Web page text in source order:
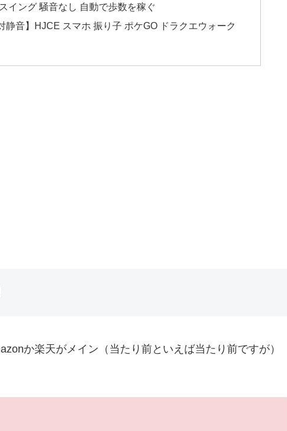
ング 騒音なし 自動で歩数を稼ぐ
静音】HJCE スマホ 振り子 ポケGO ドラクエウォーク
か楽天がメイン（当たり前といえば当たり前ですが）